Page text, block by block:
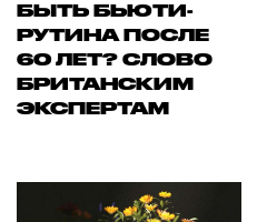
БЫТЬ БЬЮТИ-
РУТИНА ПОСЛЕ
60 ЛЕТ? СЛОВО
БРИТАНСКИМ
ЭКСПЕРТАМ